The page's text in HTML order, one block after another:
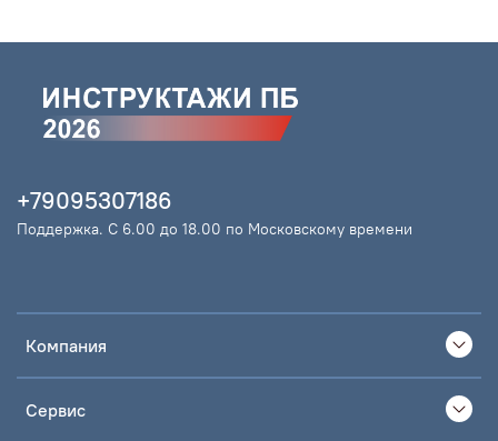
Компания
Сервис
+79095307186
Поддержка. С 6.00 до 18.00 по Московскому времени